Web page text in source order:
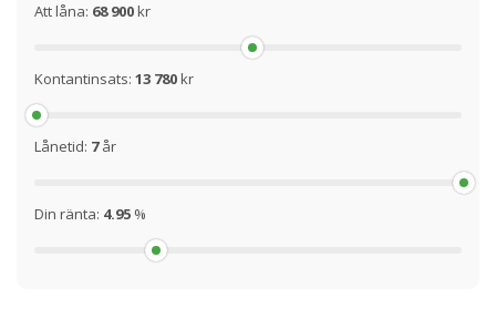
Att låna: 68 900kr
Kontantinsats: 13 780kr
Lånetid: 7år
Din ränta: 4.95 %